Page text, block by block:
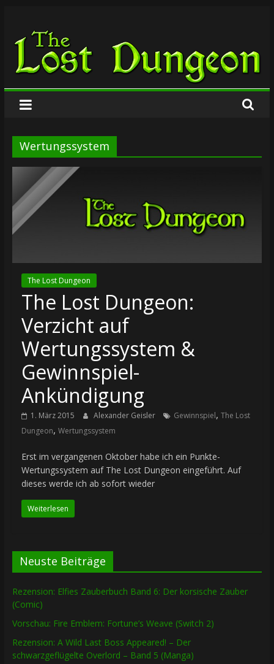
springen
The
Lost
Dungeon
Wertungssystem
The Lost Dungeon
The Lost Dungeon:
Verzicht auf
Wertungssystem &
Gewinnspiel-
Ankündigung
1. März 2015 Alexander Geisler Gewinnspiel, The Lost
Dungeon, Wertungssystem
Erst im vergangenen Oktober habe ich ein Punkte-
Wertungssystem auf The Lost Dungeon eingeführt. Auf
dieses werde ich ab sofort wieder
Weiterlesen
Neuste Beiträge
Rezension: Elfies Zauberbuch Band 6: Der korsische Zauber
(Comic)
Vorschau: Fire Emblem: Fortune’s Weave (Switch 2)
Rezension: A Wild Last Boss Appeared! – Der
schwarzgeflügelte Overlord – Band 5 (Manga)